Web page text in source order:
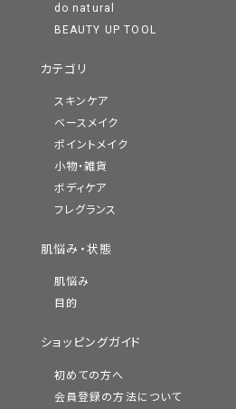
do natural
BEAUTY UP TOOL
カテゴリ
スキンケア
ベースメイク
ポイントメイク
小物・雑貨
ボディケア
フレグランス
肌悩み・状態
肌悩み
目的
ショッピングガイド
初めての方へ
会員登録の方法について